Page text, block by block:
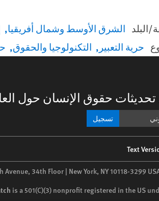
البلد الشرق الأوسط وشمال أفريقيا
حرية التعبير التكنولوجيا والحقوق
حقوق الإنسان حول
تسجيل
Text
Avenue, 34th Floor | New York, NY10118-3299
is a 501(C)(3) nonprofit registered in the US